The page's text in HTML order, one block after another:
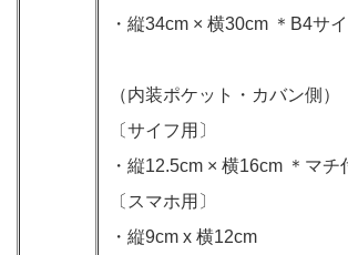
・縦34cm × 横30cm ＊B4サ
（内装ポケット・カバン側）
〔サイフ用〕
・縦12.5cm × 横16cm ＊マチ
〔スマホ用〕
・縦9cm x 横12cm